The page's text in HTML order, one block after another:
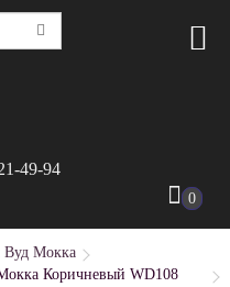
49-94
0
Вуд Мокка
Коричневый WD108